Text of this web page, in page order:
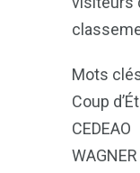
Mots
Coup
CEDEAO
WAGNER